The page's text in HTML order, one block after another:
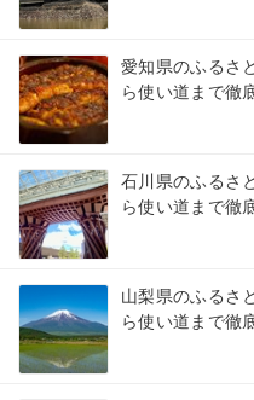
愛知県のふるさ
ら使い道まで徹
石川県のふるさ
ら使い道まで徹
山梨県のふるさ
ら使い道まで徹